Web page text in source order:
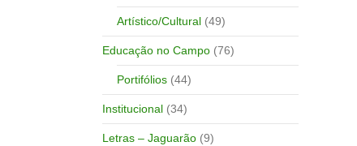
Artístico/Cultural(49)
Educação no Campo(76)
Portifólios(44)
Institucional(34)
Letras – Jaguarão(9)